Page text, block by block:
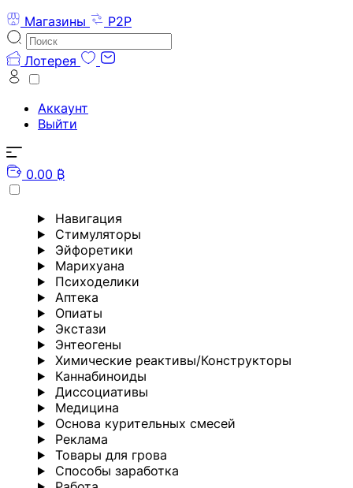
Магазины
P2P
Лотерея
Аккаунт
Выйти
0.00 ₿
Навигация
Стимуляторы
Эйфоретики
Марихуана
Психоделики
Аптека
Опиаты
Экстази
Энтеогены
Химические реактивы/Конструкторы
Каннабиноиды
Диссоциативы
Медицина
Основа курительных смесей
Реклама
Товары для грова
Способы заработка